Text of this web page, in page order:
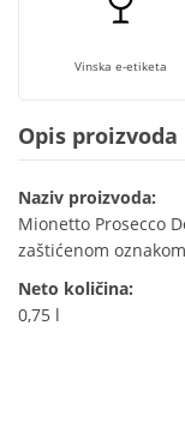
Vinska e-etiketa
Opis proizvoda
Naziv proizvoda:
Mionetto Prosecco
zaštićenom
Neto količina:
0,75 l